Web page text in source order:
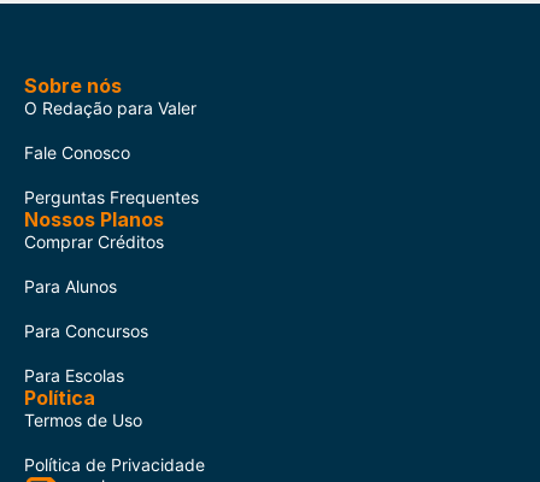
Sobre nós
O Redação para Valer
Fale Conosco
Perguntas Frequentes
Nossos Planos
Comprar Créditos
Para Alunos
Para Concursos
Para Escolas
Política
Termos de Uso
Política de Privacidade